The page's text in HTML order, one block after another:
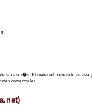
la canci�n. El material contenido en esta
comerciales.